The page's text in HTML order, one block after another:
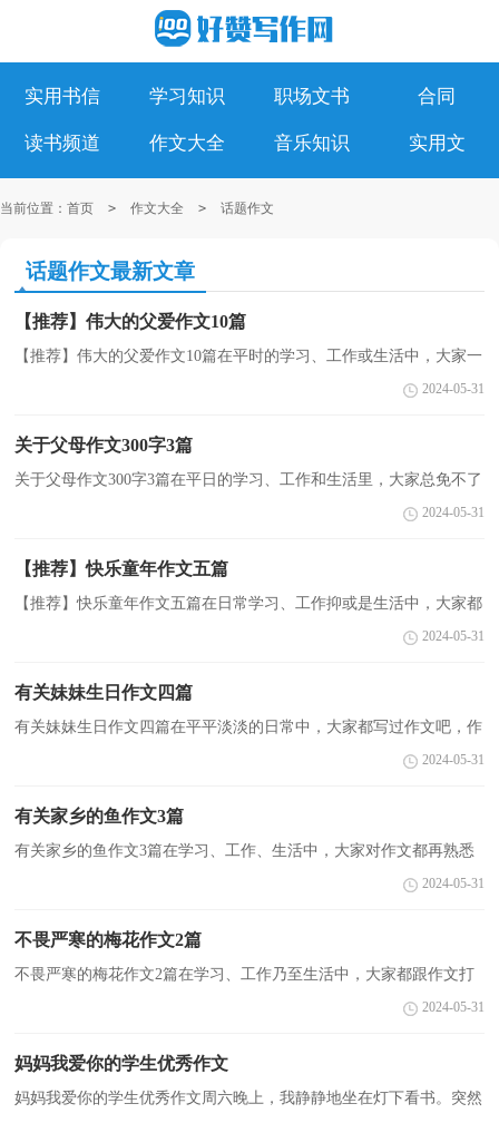
实用书信 学习知识 职场文书 合同
读书频道 作文大全 音乐知识 实用文
当前位置： 首页 > 作文大全 > 话题作文
话题作文最新文章
【推荐】伟大的父爱作文10篇
【推荐】伟大的父爱作文10篇在平时的学习、工作或生活中，大家一
定都接触过作文吧，作文是由文字组成，经过人的思想考虑，通过语
2024-05-31
关于父母作文300字3篇
关于父母作文300字3篇在平日的学习、工作和生活里，大家总免不了
要接触或使用作文吧，借助作文人们可以反映客观事物、表达思想感
2024-05-31
【推荐】快乐童年作文五篇
【推荐】快乐童年作文五篇在日常学习、工作抑或是生活中，大家都
不可避免地要接触到作文吧，作文要求篇章结构完整，一定要避免无
2024-05-31
有关妹妹生日作文四篇
有关妹妹生日作文四篇在平平淡淡的日常中，大家都写过作文吧，作
文是从内部言语向外部言语的过渡，即从经过压缩的简要的、自己能
2024-05-31
有关家乡的鱼作文3篇
有关家乡的鱼作文3篇在学习、工作、生活中，大家对作文都再熟悉
不过了吧，借助作文可以宣泄心中的情感，调节自己的心情。作文的
2024-05-31
不畏严寒的梅花作文2篇
不畏严寒的梅花作文2篇在学习、工作乃至生活中，大家都跟作文打
过交道吧，作文要求篇章结构完整，一定要避免无结尾作文的出现。
2024-05-31
妈妈我爱你的学生优秀作文
妈妈我爱你的学生优秀作文周六晚上，我静静地坐在灯下看书。突然